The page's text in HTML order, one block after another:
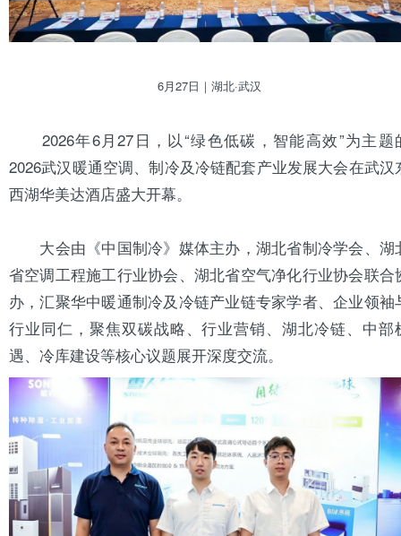
6月27日｜ 湖北·武汉
2026年6月27日，以“绿色低碳，智能高效”为主题
2026武汉暖通空调、制冷及冷链配套产业发展大会在武汉
西湖华美达酒店盛大开幕。
大会由《中国制冷》媒体主办，湖北省制冷学会、湖
省空调工程施工行业协会、湖北省空气净化行业协会联合
办，汇聚华中暖通制冷及冷链产业链专家学者、企业领袖
行业同仁，聚焦双碳战略、行业营销、湖北冷链、中部
遇、 冷库建设等核心议题展开深度交流。